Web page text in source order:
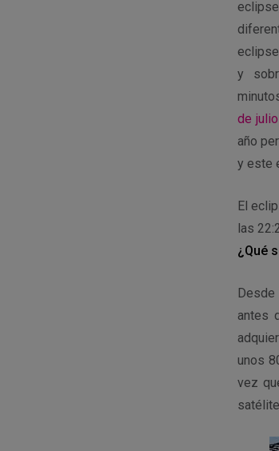
y
de
año
y este
El
las
¿Qué
antes
unos
vez